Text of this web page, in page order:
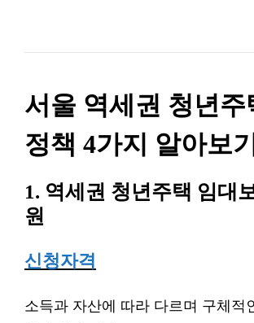
서울 역세권 청년주
정책 4가지 알아보
1. 역세권 청년주택 임대
원
신청자격
소득과 자산에 따라 다르며 구체적